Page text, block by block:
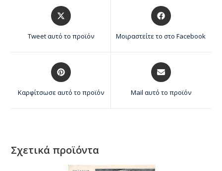
Tweet αυτό το προϊόν Μοιραστείτε το στο Facebook
Καρφίτσωσε αυτό το προϊόν Mail αυτό το προϊόν
Σχετικά προϊόντα